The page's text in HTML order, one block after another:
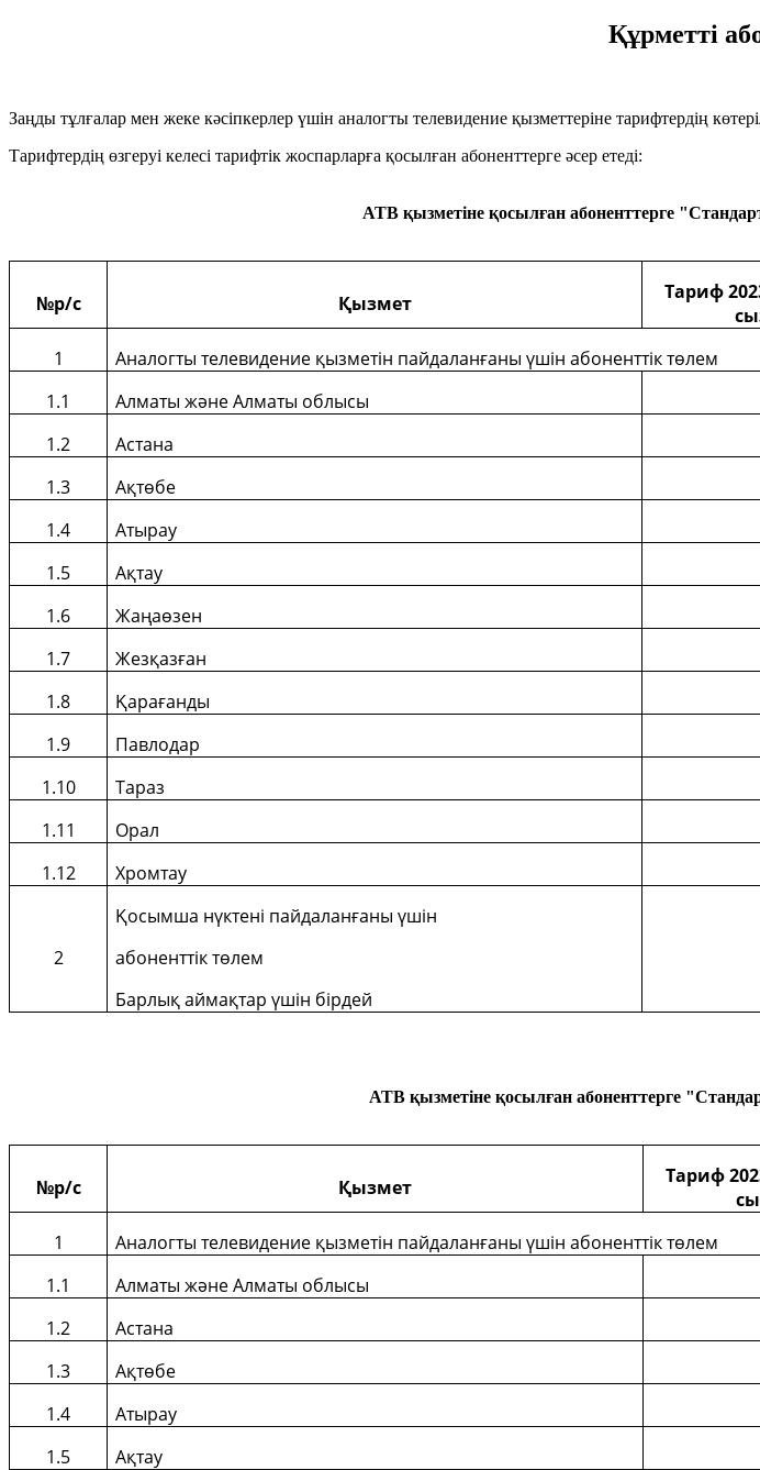
Құрметті
Заңды тұлғалар мен жеке кәсіпкерлер үшін аналогты телевидение қызметтеріне тарифтердің
Тарифтердің өзгеруі келесі тарифтік жоспарларға қосылған абоненттерге әсер етеді:
АТВ қызметіне қосылған абоненттерге
№р/с Қызмет Тариф
с
1
Аналогты телевидение қызметін пайдаланғаны үшін абоненттік төлем
1.1 Алматы және Алматы облысы
1.2
Астана
1.3
Ақтөбе
1.4
Атырау
1.5
Ақтау
1.6
Жаңаөзен
1.7
Жезқазған
1.8
Қарағанды
1.9
Павлодар
1.10
Тараз
1.11
Орал
1.12
Хромтау
2
Қосымша нүктені пайдаланғаны үшін
абоненттік төлем
Барлық аймақтар үшін бірдей
АТВ қызметіне қосылған абоненттерге
№р/с Қызмет Тариф
1
Аналогты телевидение қызметін пайдаланғаны үшін абоненттік төлем
1.1 Алматы және Алматы облысы
1.2
Астана
1.3
Ақтөбе
1.4
Атырау
1.5
Ақтау